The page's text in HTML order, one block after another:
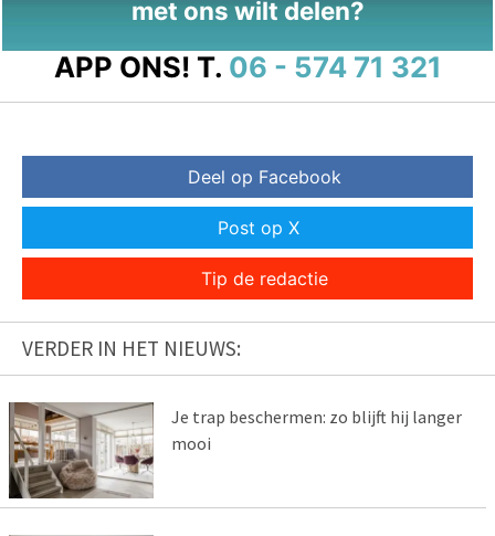
met ons wilt delen?
APP ONS! T. 06 - 574 71 321
Deel op Facebook
Post op X
Tip de redactie
VERDER IN HET NIEUWS:
Je trap beschermen: zo blijft hij langer
mooi